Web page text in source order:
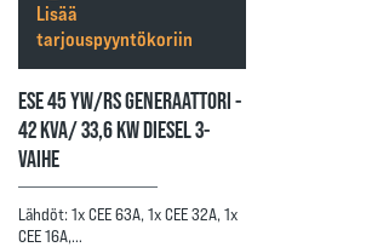
ESE 45 YW/RS GENERAATTORI -
42 KVA/ 33,6 KW DIESEL 3-
VAIHE
Lähdöt: 1x CEE 63A, 1x CEE 32A, 1x
CEE 16A,…
Lisää
tarjouspyyntökoriin